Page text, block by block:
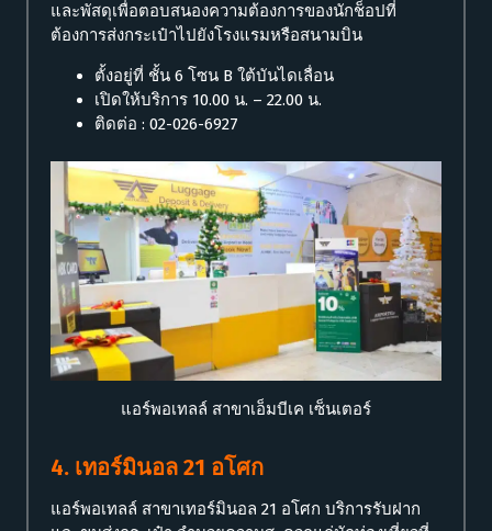
และพัสดุเพื่อตอบสนองความต้องการของนักช็อปที่
ต้องการส่งกระเป๋าไปยังโรงแรมหรือสนามบิน
ตั้งอยู่ที่ ชั้น 6 โซน B ใต้บันไดเลื่อน
เปิดให้บริการ 10.00 น. – 22.00 น.
ติดต่อ : 02-026-6927
แอร์พอเทลล์ สาขาเอ็มบีเค เซ็นเตอร์
4. เทอร์มินอล 21 อโศก
แอร์พอเทลล์ สาขาเทอร์มินอล 21 อโศก บริการรับฝาก